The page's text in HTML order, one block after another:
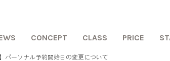
CONCEPT CLASS PRICE
パーソナル予約開始日の変更について